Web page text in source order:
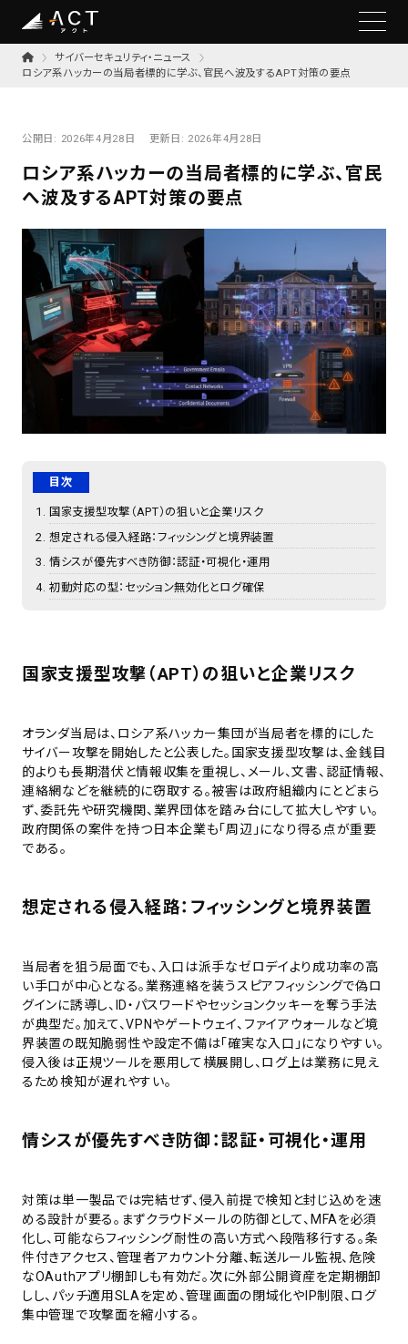
サイバーセキュリティ・ニュース
ロシア系ハッカーの当局者標的に学ぶ、官民へ波及するAPT対策の要点
公開日: 2026年4月28日 更新日: 2026年4月28日
ロシア系ハッカーの当局者標的に学ぶ、官民
へ波及するAPT対策の要点
目次
国家支援型攻撃（APT）の狙いと企業リスク
想定される侵入経路：フィッシングと境界装置
情シスが優先すべき防御：認証・可視化・運用
初動対応の型：セッション無効化とログ確保
国家支援型攻撃（APT）の狙いと企業リスク
オランダ当局は、ロシア系ハッカー集団が当局者を標的にした
サイバー攻撃を開始したと公表した。国家支援型攻撃は、金銭目
的よりも長期潜伏と情報収集を重視し、メール、文書、認証情報、
連絡網などを継続的に窃取する。被害は政府組織内にとどまら
ず、委託先や研究機関、業界団体を踏み台にして拡大しやすい。
政府関係の案件を持つ日本企業も「周辺」になり得る点が重要
である。
想定される侵入経路：フィッシングと境界装置
当局者を狙う局面でも、入口は派手なゼロデイより成功率の高
い手口が中心となる。業務連絡を装うスピアフィッシングで偽ロ
グインに誘導し、ID・パスワードやセッションクッキーを奪う手法
が典型だ。加えて、VPNやゲートウェイ、ファイアウォールなど境
界装置の既知脆弱性や設定不備は「確実な入口」になりやすい。
侵入後は正規ツールを悪用して横展開し、ログ上は業務に見え
るため検知が遅れやすい。
情シスが優先すべき防御：認証・可視化・運用
対策は単一製品では完結せず、侵入前提で検知と封じ込めを速
める設計が要る。まずクラウドメールの防御として、MFAを必須
化し、可能ならフィッシング耐性の高い方式へ段階移行する。条
件付きアクセス、管理者アカウント分離、転送ルール監視、危険
なOAuthアプリ棚卸しも有効だ。次に外部公開資産を定期棚卸
しし、パッチ適用SLAを定め、管理画面の閉域化やIP制限、ログ
集中管理で攻撃面を縮小する。